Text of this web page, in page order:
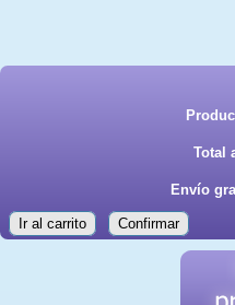
Total
Envío
Ir al carrito Confirmar